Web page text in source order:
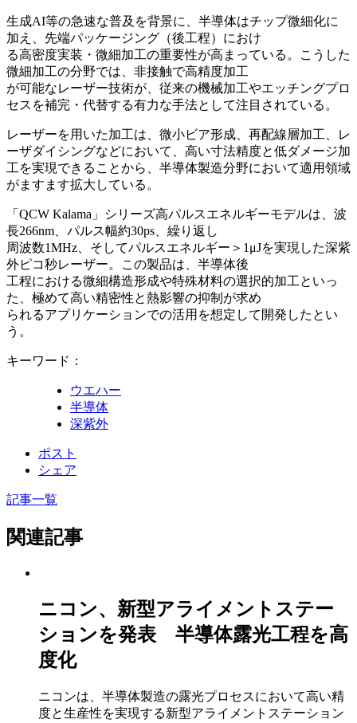
生成AI等の急速な普及を背景に、半導体はチップ微細化に
加え、先端パッケージング（後工程）におけ
る高密度実装・微細加工の重要性が高まっている。こうした
微細加工の分野では、非接触で高精度加工
が可能なレーザー技術が、従来の機械加工やエッチングプロ
セスを補完・代替する有力な手法として注目されている。
レーザーを用いた加工は、微小ビア形成、再配線層加工、レ
ーザダイシングなどにおいて、高い寸法精度と低ダメージ加
工を実現できることから、半導体製造分野において適用領域
がますます拡大している。
「QCW Kalama」シリーズ高パルスエネルギーモデルは、波
長266nm、パルス幅約30ps、繰り返し
周波数1MHz、そしてパルスエネルギー＞1μJを実現した深紫
外ピコ秒レーザー。この製品は、半導体後
工程における微細構造形成や特殊材料の選択的加工といっ
た、極めて高い精密性と熱影響の抑制が求め
られるアプリケーションでの活用を想定して開発したとい
う。
キーワード：
ウエハー
半導体
深紫外
ポスト
シェア
記事一覧
関連記事
ニコン、新型アライメントステー
ションを発表 半導体露光工程を高
度化
ニコンは、半導体製造の露光プロセスにおいて高い精
度と生産性を実現する新型アライメントステーション